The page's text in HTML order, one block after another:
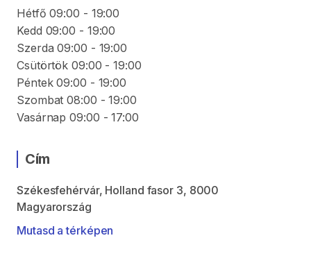
Hétfő 09:00 - 19:00
Kedd 09:00 - 19:00
Szerda 09:00 - 19:00
Csütörtök 09:00 - 19:00
Péntek 09:00 - 19:00
Szombat 08:00 - 19:00
Vasárnap 09:00 - 17:00
Cím
Székesfehérvár, Holland fasor 3, 8000
Magyarország
Mutasd a térképen